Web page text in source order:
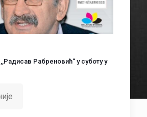
Рабреновић“ у суботу у